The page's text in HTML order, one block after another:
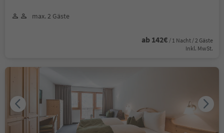
max. 2 Gäste
ab 142€ / 1 Nacht / 2 Gäste
Inkl. MwSt.